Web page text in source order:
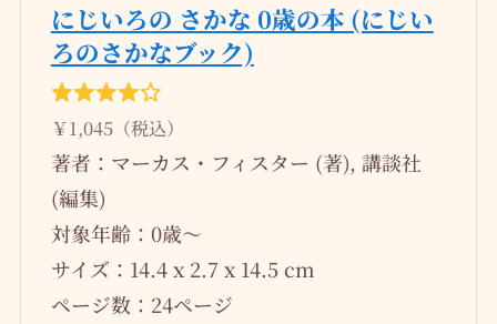
にじいろの さかな 0歳の本 (にじい
ろのさかなブック)
￥1,045（税込）
著者：マーカス・フィスター (著), 講談社
(編集)
対象年齢：0歳～
サイズ：14.4 x 2.7 x 14.5 cm
ページ数：24ページ